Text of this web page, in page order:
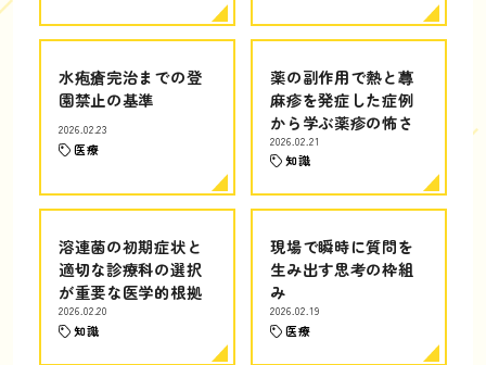
水疱瘡完治までの登
園禁止の基準
2026.02.23
医療
薬の副作用で熱と蕁
麻疹を発症した症例
から学ぶ薬疹の怖さ
2026.02.21
知識
溶連菌の初期症状と
適切な診療科の選択
が重要な医学的根拠
2026.02.20
知識
現場で瞬時に質問を
生み出す思考の枠組
み
2026.02.19
医療